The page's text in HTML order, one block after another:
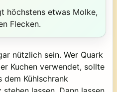
höchstens etwas Molke,
Flecken.
nützlich sein. Wer Quark
Kuchen verwendet, sollte
dem Kühlschrank